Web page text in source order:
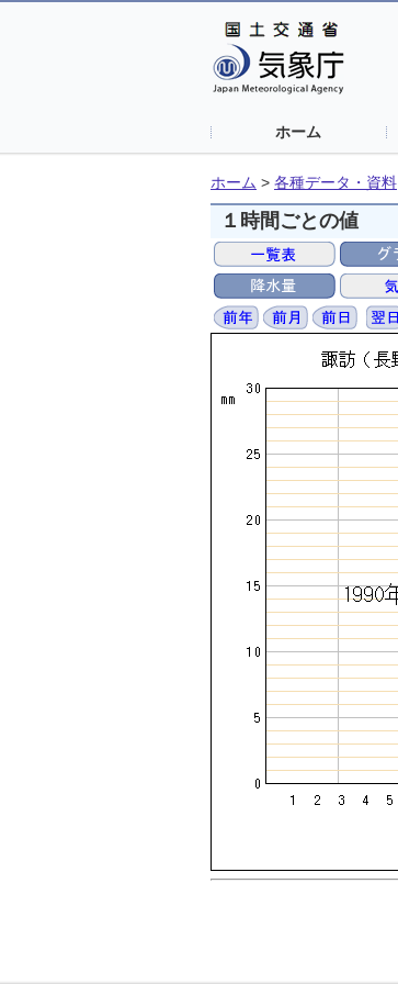
ホーム
ホーム > 各種データ・資料
１時間ごとの値